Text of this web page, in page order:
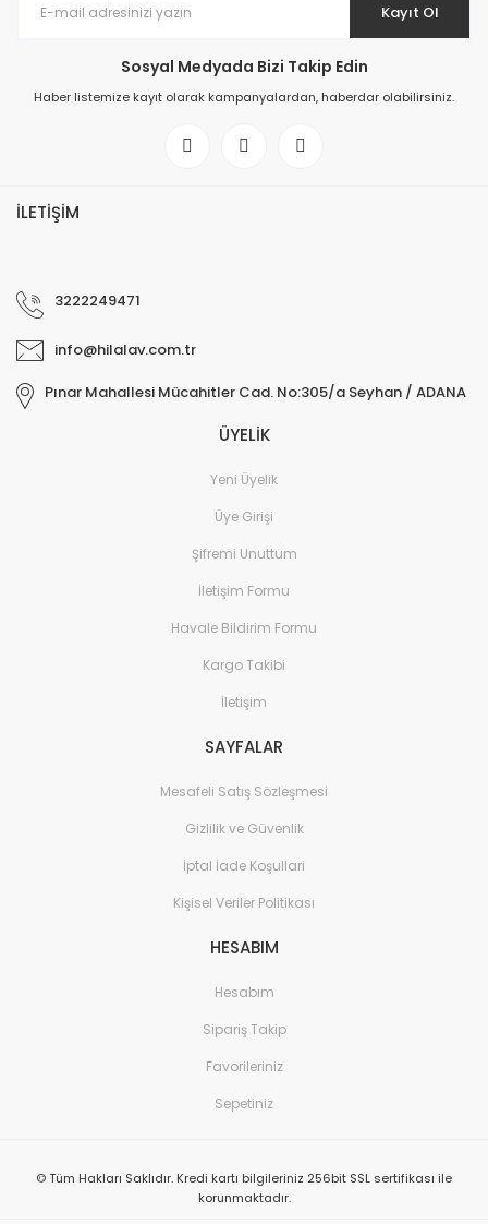
Kayıt Ol
Sosyal Medyada Bizi Takip Edin
Haber listemize kayıt olarak kampanyalardan, haberdar olabilirsiniz.
İLETİŞİM
3222249471
info@hilalav.com.tr
Pınar Mahallesi Mücahitler Cad. No:305/a Seyhan / ADANA
ÜYELİK
Yeni Üyelik
Üye Girişi
Şifremi Unuttum
İletişim Formu
Havale Bildirim Formu
Kargo Takibi
İletişim
SAYFALAR
Mesafeli Satış Sözleşmesi
Gizlilik ve Güvenlik
İptal İade Koşullari
Kişisel Veriler Politikası
HESABIM
Hesabım
Sipariş Takip
Favorileriniz
Sepetiniz
© Tüm Hakları Saklıdır. Kredi kartı bilgileriniz 256bit SSL sertifikası ile
korunmaktadır.